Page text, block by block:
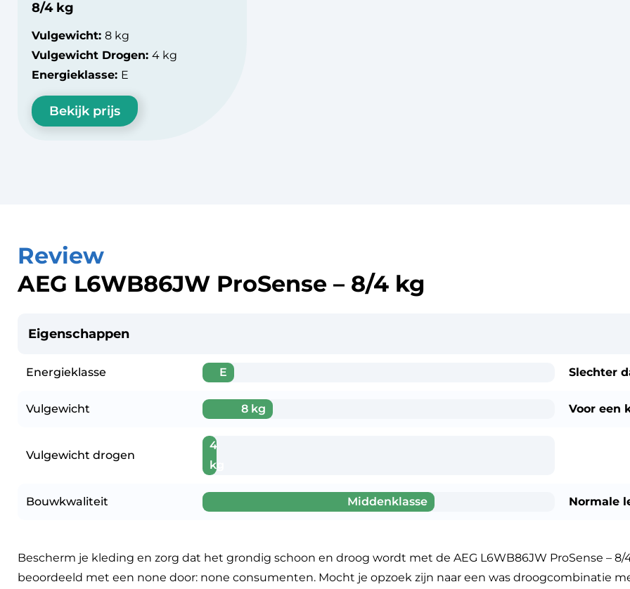
8/4 kg
Vulgewicht: 8 kg
Vulgewicht Drogen: 4 kg
Energieklasse: E
Bekijk prijs
Review
AEG L6WB86JW ProSense – 8/4 kg
Eigenschappen
Energieklasse E Slechter
Vulgewicht 8 kg Voor een
Vulgewicht drogen
4
kg
Bouwkwaliteit Middenklasse Normale
Bescherm je kleding en zorg dat het grondig schoon en droog wordt met de AEG L6WB86JW ProSense – 8/
beoordeeld met een none door: none consumenten. Mocht je opzoek zijn naar een was droogcombinatie